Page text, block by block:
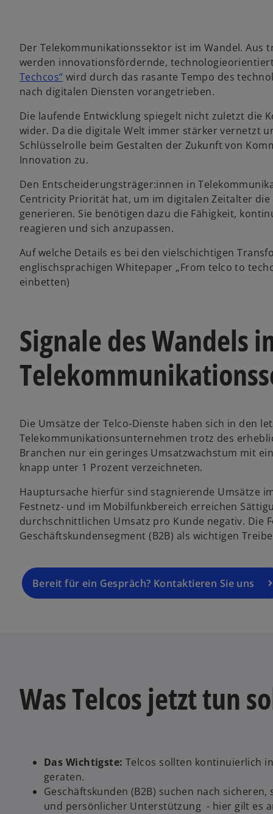
Der Telekommunikationssektor ist im Wandel.
werden innovationsfördernde,
Techcos“o
p
n
s
i
n
e
a
b
wird durch das rasante Tempo des
nach digitalen Diensten vorangetrieben.
Die laufende Entwicklung spiegelt nicht zuletzt die
wider. Da die digitale Welt immer stärker vernetzt
Schlüsselrolle beim Gestalten der Zukunft von
Innovation zu.
Den Entscheiderungsträger:innen in
Centricity Priorität hat, um im digitalen Zeitalter
generieren. Sie benötigen dazu die Fähigkeit,
reagieren und sich anzupassen.
Auf welche Details es bei den vielschichtigen
englischsprachigen Whitepaper „From telco to
einbetten)
Signale des Wandels
Die Umsätze der Telco-Dienste haben sich in den
Telekommunikationsunternehmen trotz des
Branchen nur ein geringes Umsatzwachstum mit
knapp unter 1 Prozent verzeichneten.
Hauptursache hierfür sind stagnierende Umsätze
Festnetz- und im Mobilfunkbereich erreichen
durchschnittlichen Umsatz pro Kunde negativ. Die
Geschäftskundensegment (B2B) als wichtigen
Bereit für ein Gespräch? Kontaktieren Sie uns
Was Telcos jetzt tun
Das Wichtigste: Telcos sollten kontinuierlich
geraten.
Geschäftskunden (B2B) suchen nach
und persönlicher Unterstützung - hier gilt es